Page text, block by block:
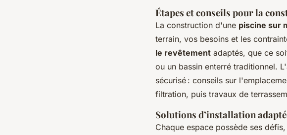
Étapes et conseils pour la
La construction d'une piscine sur
terrain, vos besoins et les
le revêtement adaptés, que ce
ou un bassin enterré traditionnel.
sécurisé : conseils sur
filtration, puis travaux de
Solutions d’installation
Chaque espace possède ses